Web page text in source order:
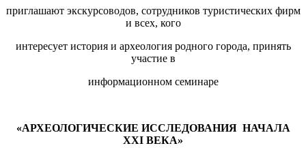
приглашают экскурсоводов, сотрудников туристических фирм
и всех, кого
интересует история и археология родного города, принять
участие в
информационном семинаре
«АРХЕОЛОГИЧЕСКИЕ ИССЛЕДОВАНИЯ НАЧАЛА
XXI ВЕКА»